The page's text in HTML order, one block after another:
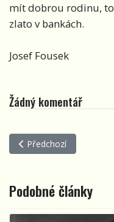
mít dobrou rodinu, to
zlato v bankách.
Josef Fousek
Žádný komentář
Předchozí článek: Josef
Předchozí
Podobné články